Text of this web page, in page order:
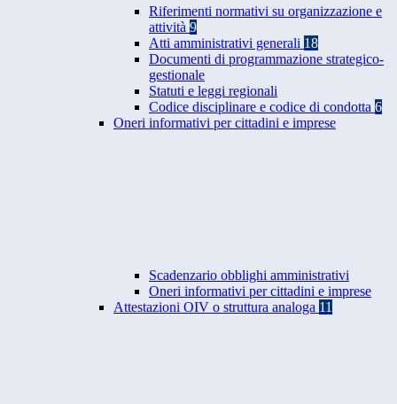
Riferimenti normativi su organizzazione e
attività 9
Atti amministrativi generali 18
Documenti di programmazione strategico-
gestionale
Statuti e leggi regionali
Codice disciplinare e codice di condotta 6
Oneri informativi per cittadini e imprese
Scadenzario obblighi amministrativi
Oneri informativi per cittadini e imprese
Attestazioni OIV o struttura analoga 11